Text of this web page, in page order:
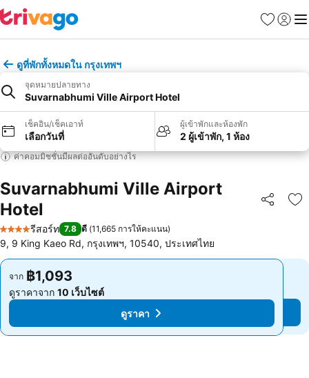
รายการโป
เข้าสู่ร
เมนู
ดูที่พักทั้งหมดใน กรุงเทพฯ
จุดหมายปลายทาง
Suvarnabhumi Ville Airport Hotel
เช็คอิน/เช็คเอาท์
เลือกวันที่
ผู้เข้าพักและห้องพัก
2 ผู้เข้าพัก, 1 ห้อง
ค่าคอมมิชชั่นมีผลต่ออันดับอย่างไร
Suvarnabhumi Ville Airport
Hotel
แชร์ เ
4 ดาว
รีสอร์ท 7.8 ดี (11,665 การให้คะแนน)
9, 9 King Kaeo Rd, กรุงเทพฯ, 10540, ประเทศไทย
จาก ฿1,093
ดูราคาจาก 10 เว็บไซต์
ดูราคา
จาก ฿1,093
ดูราคาจาก 10 เว็บไซต์
ดูราคา